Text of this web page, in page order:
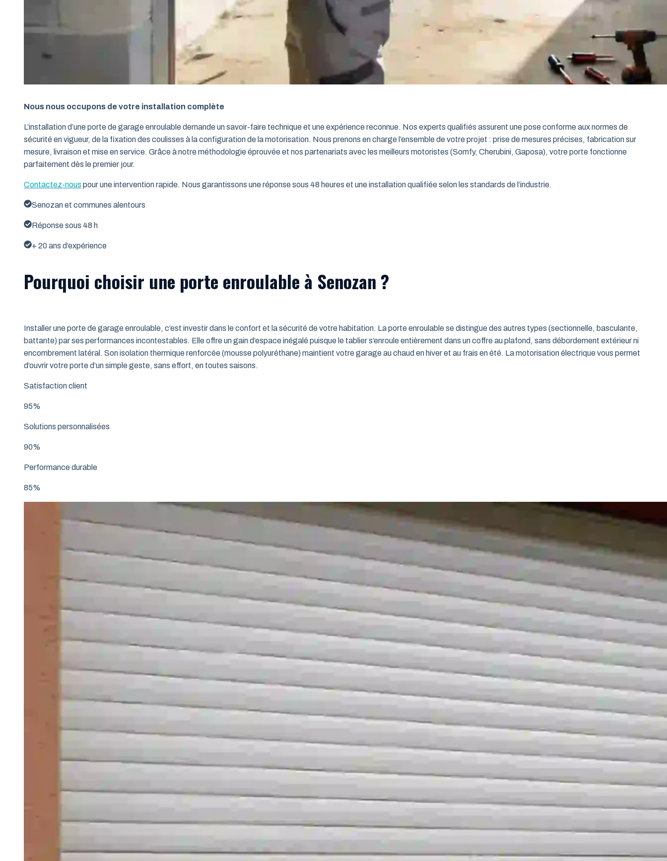
Nous nous occupons de votre installation complète
L’installation d’une porte de garage enroulable demande un savoir-faire technique et une expérience reconnue. Nos experts qualifiés assurent une pose conforme aux normes de
sécurité en vigueur, de la fixation des coulisses à la configuration de la motorisation. Nous prenons en charge l’ensemble de votre projet : prise de mesures précises, fabrication sur
mesure, livraison et mise en service. Grâce à notre méthodologie éprouvée et nos partenariats avec les meilleurs motoristes (Somfy, Cherubini, Gaposa), votre porte fonctionne
parfaitement dès le premier jour.
Contactez-nous pour une intervention rapide. Nous garantissons une réponse sous 48 heures et une installation qualifiée selon les standards de l’industrie.
Senozan et communes alentours
Réponse sous 48 h
+ 20 ans d’expérience
Pourquoi choisir une porte enroulable à Senozan ?
Installer une porte de garage enroulable, c’est investir dans le confort et la sécurité de votre habitation. La porte enroulable se distingue des autres types (sectionnelle, basculante,
battante) par ses performances incontestables. Elle offre un gain d’espace inégalé puisque le tablier s’enroule entièrement dans un coffre au plafond, sans débordement extérieur ni
encombrement latéral. Son isolation thermique renforcée (mousse polyuréthane) maintient votre garage au chaud en hiver et au frais en été. La motorisation électrique vous permet
d’ouvrir votre porte d’un simple geste, sans effort, en toutes saisons.
Satisfaction client
95%
Solutions personnalisées
90%
Performance durable
85%